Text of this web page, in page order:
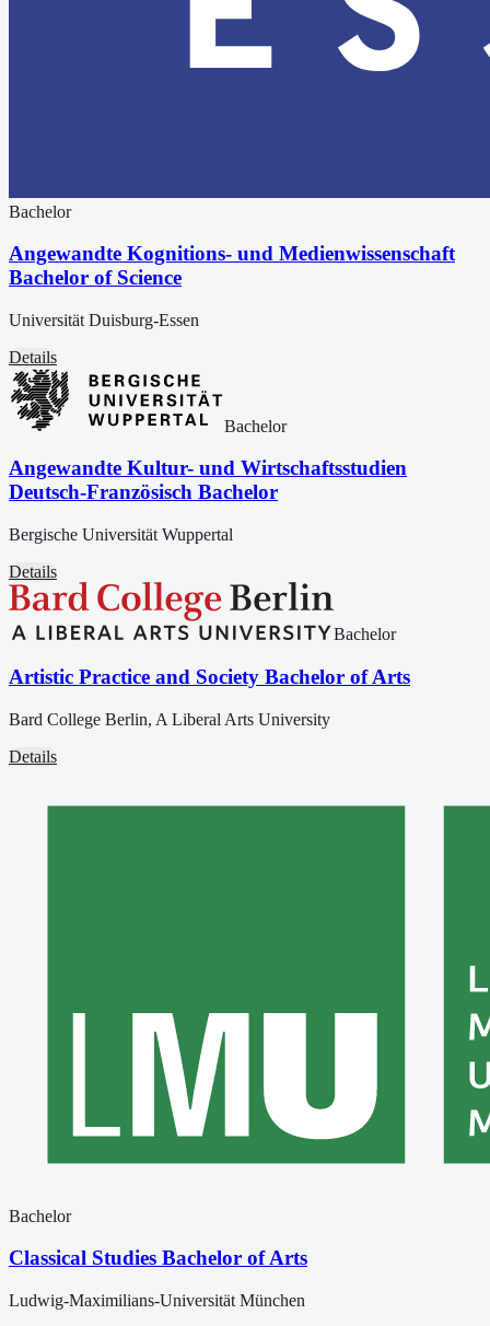
Bachelor
Angewandte Kognitions- und Medienwissenschaft
Bachelor of Science
Universität Duisburg-Essen
Details
Bachelor
Angewandte Kultur- und Wirtschaftsstudien
Deutsch-Französisch Bachelor
Bergische Universität Wuppertal
Details
Bachelor
Artistic Practice and Society Bachelor of Arts
Bard College Berlin, A Liberal Arts University
Details
Bachelor
Classical Studies Bachelor of Arts
Ludwig-Maximilians-Universität München